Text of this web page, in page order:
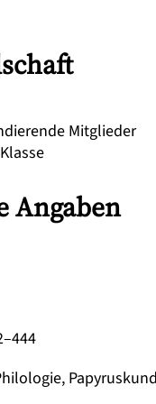
Mitglieder
Angaben